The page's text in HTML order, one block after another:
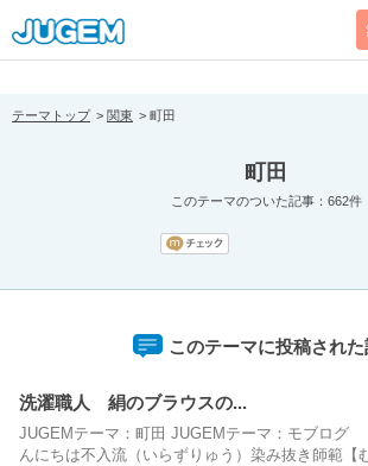
[pear_error: message="Success" code=0
prefix="" info=""]
テーマトップ 関東 町田
町田
このテーマのついた記事：662件
このテーマに投稿された
洗濯職人 絹のブラウスの...
JUGEMテーマ：町田 JUGEMテーマ：モブロ
んにちは不入流（いらずりゅう）染み抜き師範【